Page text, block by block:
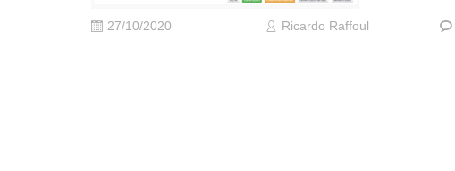
27/10/2020 Ricardo Raffoul